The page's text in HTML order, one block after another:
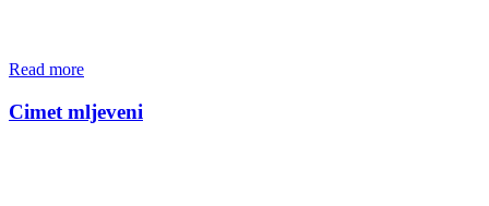
Read more
Cimet mljeveni